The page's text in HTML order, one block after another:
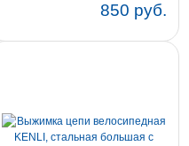
850 руб.